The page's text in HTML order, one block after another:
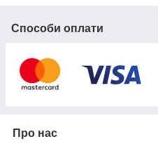
намагаємость
Способи оплати
Про нас